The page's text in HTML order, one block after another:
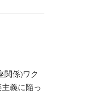
関係)ワク
義に陥っ